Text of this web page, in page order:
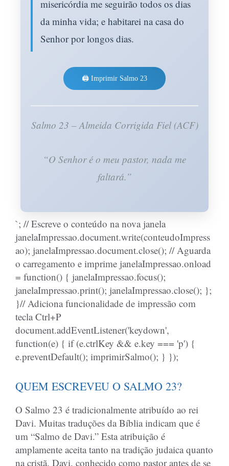
misericórdia me seguirão todos os dias
da minha vida; e habitarei na casa do
Senhor por longos dias.
🖨️ Imprimir Salmo 23
Salmo 23 – Almeida Corrigida Fiel (ACF)
“O Senhor é o meu pastor, nada me
faltará.”
`; // Escreve o conteúdo na nova janela
janelaImpressao.document.write(conteudoImpress
ao); janelaImpressao.document.close(); // Aguarda
o carregamento e imprime janelaImpressao.onload
= function() { janelaImpressao.focus();
janelaImpressao.print(); janelaImpressao.close(); };
}// Adiciona funcionalidade de impressão com
tecla Ctrl+P
document.addEventListener('keydown',
function(e) { if (e.ctrlKey && e.key === 'p') {
e.preventDefault(); imprimirSalmo(); } });
QUEM ESCREVEU O SALMO 23?
O Salmo 23 é tradicionalmente atribuído ao rei
Davi. Muitas traduções da Bíblia indicam que é
um “Salmo de Davi.” Esta atribuição é
amplamente aceita tanto na tradição judaica quanto
na cristã. Davi, conhecido como pastor antes de se